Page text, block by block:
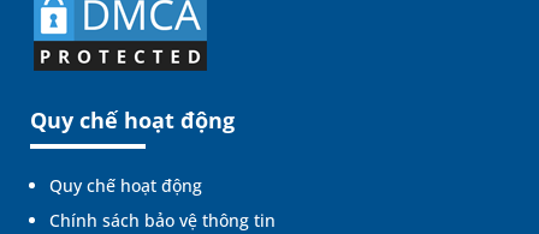
Quy chế hoạt động
Quy chế hoạt động
Chính sách bảo vệ thông tin